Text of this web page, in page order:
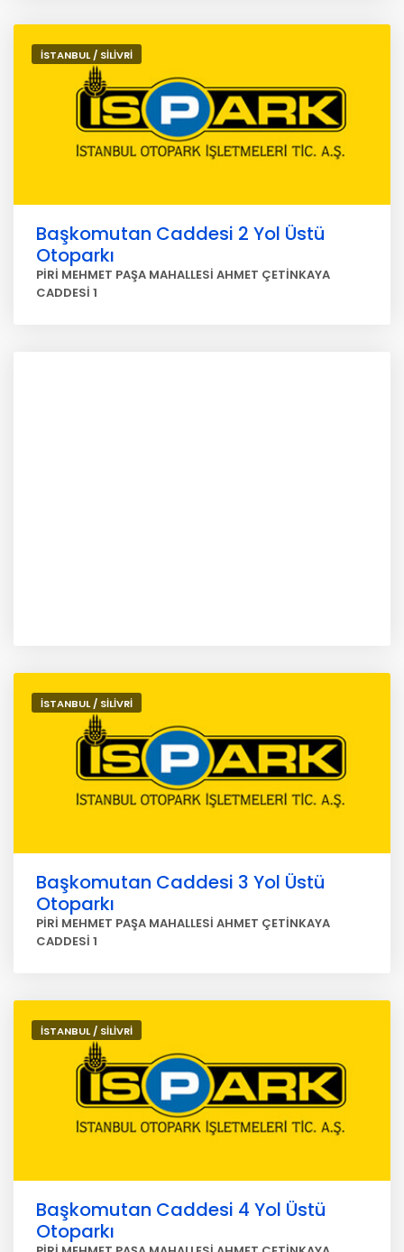
İSTANBUL / SİLİVRİ
Başkomutan Caddesi 2 Yol Üstü
Otoparkı
PİRİ MEHMET PAŞA MAHALLESİ AHMET ÇETİNKAYA
CADDESİ 1
İSTANBUL / SİLİVRİ
Başkomutan Caddesi 3 Yol Üstü
Otoparkı
PİRİ MEHMET PAŞA MAHALLESİ AHMET ÇETİNKAYA
CADDESİ 1
İSTANBUL / SİLİVRİ
Başkomutan Caddesi 4 Yol Üstü
Otoparkı